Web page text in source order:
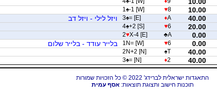
10.00
♥8
1 ♠-1 [W]
40.00
♦A
3♠= [E] ויזל לילי - ויזל דב
20.00
♥6
4♠+2 [S]
0.00
♣A
2♥X-4 [E]
0.00
♥6
1N= [W] בלייר עודד - בלייר שלום
40.00
♠T
2N+2 [N]
40.00
♦2
3♠= [N]
התאגדות ישראלית לברידג' 2022 © כל הזכויות שמורות
תוכנות חישוב ותצוגת תוצאות:אסף עמית